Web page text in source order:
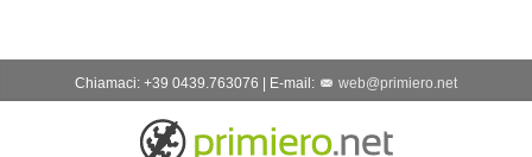
Chiamaci: +39 0439.763076 | E-mail: web@primiero.net